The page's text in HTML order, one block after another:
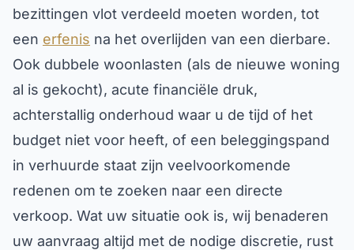
bezittingen vlot verdeeld moeten worden, tot
een erfenis na het overlijden van een dierbare.
Ook dubbele woonlasten (als de nieuwe woning
al is gekocht), acute financiële druk,
achterstallig onderhoud waar u de tijd of het
budget niet voor heeft, of een beleggingspand
in verhuurde staat zijn veelvoorkomende
redenen om te zoeken naar een directe
verkoop. Wat uw situatie ook is, wij benaderen
uw aanvraag altijd met de nodige discretie, rust